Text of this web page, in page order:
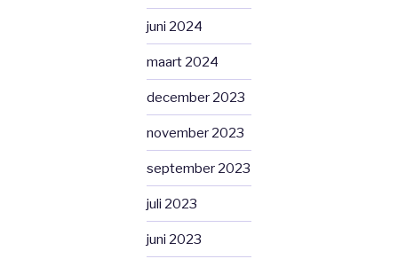
juni 2024
maart 2024
december 2023
november 2023
september 2023
juli 2023
juni 2023